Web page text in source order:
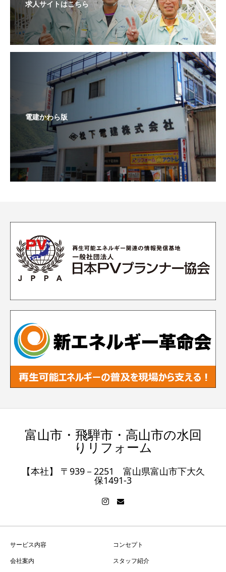
求人サイトはこちら
電建かわら版
富山市・飛騨市・高山市の水回
りリフォーム
【本社】 〒939－2251 富山県富山市下大久
保1491-3
サービス内容
コンセプト
会社案内
スタッフ紹介